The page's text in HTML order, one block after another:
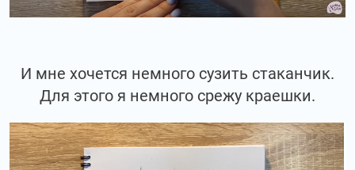
И мне хочется немного сузить стаканчик.
Для этого я немного срежу краешки.